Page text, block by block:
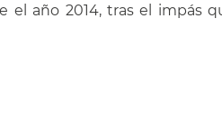
el año 2014, tras el impás